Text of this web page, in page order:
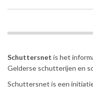
Schuttersnet is het
Gelderse schutterijen en
Schuttersnet is een